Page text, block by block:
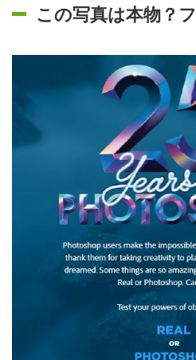
この写真は本物？